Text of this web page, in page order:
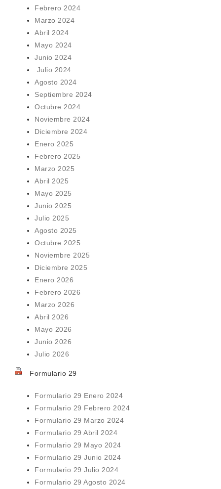
Febrero 2024
Marzo 2024
Abril 2024
Mayo 2024
Junio 2024
Julio 2024
Agosto 2024
Septiembre 2024
Octubre 2024
Noviembre 2024
Diciembre 2024
Enero 2025
Febrero 2025
Marzo 2025
Abril 2025
Mayo 2025
Junio 2025
Julio 2025
Agosto 2025
Octubre 2025
Noviembre 2025
Diciembre 2025
Enero 2026
Febrero 2026
Marzo 2026
Abril 2026
Mayo 2026
Junio 2026
Julio 2026
Formulario 29
Formulario 29 Enero 2024
Formulario 29 Febrero 2024
Formulario 29 Marzo 2024
Formulario 29 Abril 2024
Formulario 29 Mayo 2024
Formulario 29 Junio 2024
Formulario 29 Julio 2024
Formulario 29 Agosto 2024